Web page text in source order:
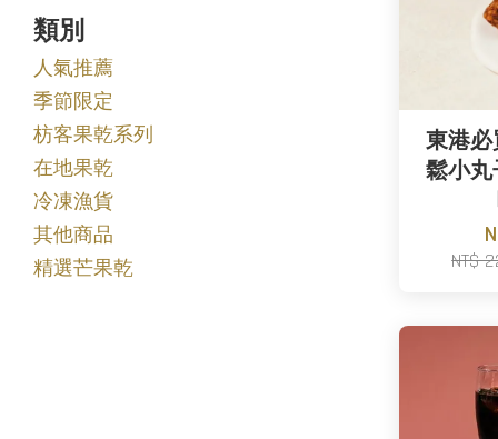
類別
人氣推薦
季節限定
枋客果乾系列
在地果乾
冷凍漁貨
其他商品
精選芒果乾
東港
鬆小
NT$